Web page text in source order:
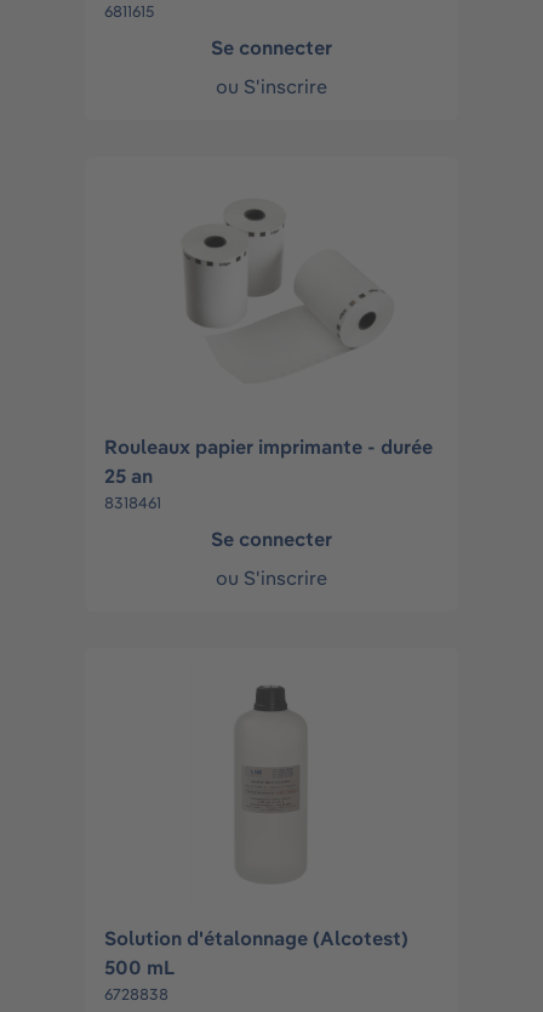
6811615
Se connecter
ou S'inscrire
Rouleaux papier imprimante - durée
25 an
8318461
Se connecter
ou S'inscrire
Solution d'étalonnage (Alcotest)
500 mL
6728838